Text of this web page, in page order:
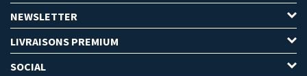
NEWSLETTER
LIVRAISONS PREMIUM
SOCIAL